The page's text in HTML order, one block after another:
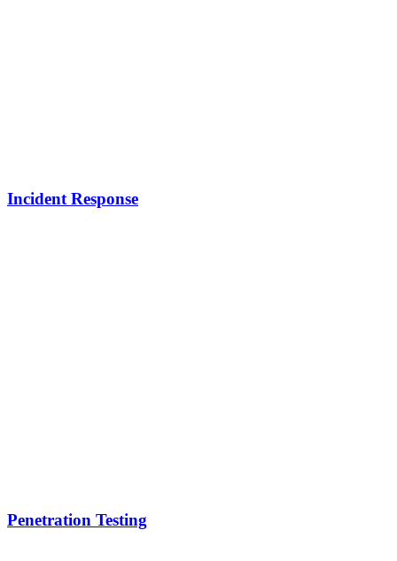
Incident Response
Penetration Testing